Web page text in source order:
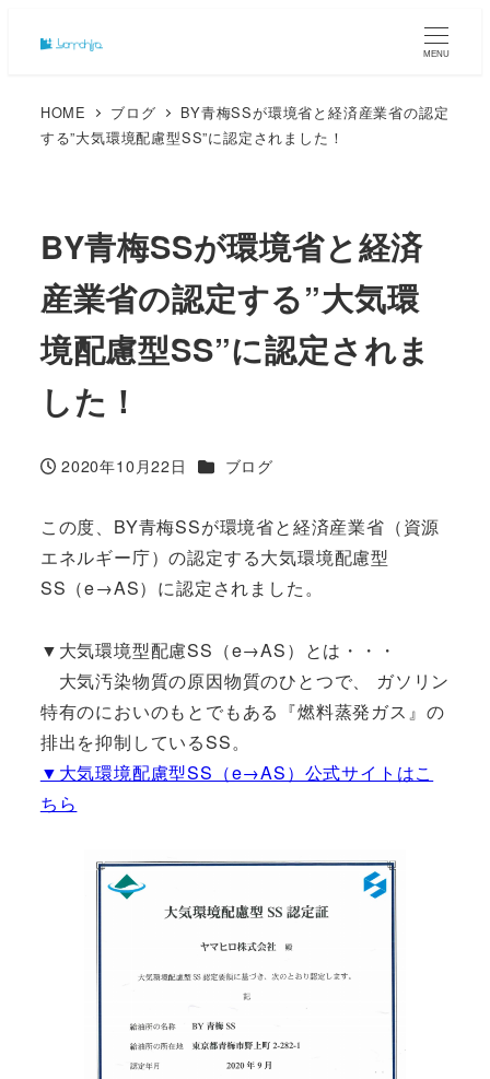
MENU
HOME ブログ
BY青梅SSが環境省と経済産業省の認定
する”大気環境配慮型SS”に認定されました！
BY青梅SSが環境省と経済
産業省の認定する”大気環
境配慮型SS”に認定されま
した！
投稿日
2020年10月22日 カテゴリー
ブログ
この度、BY青梅SSが環境省と経済産業省（資源
エネルギー庁）の認定する大気環境配慮型
SS（e→AS）に認定されました。
▼大気環境型配慮SS（e→AS）とは・・・
大気汚染物質の原因物質のひとつで、 ガソリン
特有のにおいのもとでもある『燃料蒸発ガス』の
排出を抑制しているSS。
▼大気環境配慮型SS（e→AS）公式サイトはこ
ちら